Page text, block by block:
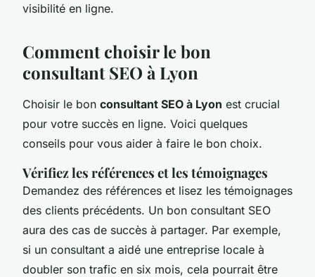
visibilité en ligne.
Comment choisir le bon
consultant SEO à Lyon
Choisir le bon consultant SEO à Lyon est crucial
pour votre succès en ligne. Voici quelques
conseils pour vous aider à faire le bon choix.
Vérifiez les références et les témoignages
Demandez des références et lisez les témoignages
des clients précédents. Un bon consultant SEO
aura des cas de succès à partager. Par exemple,
si un consultant a aidé une entreprise locale à
doubler son trafic en six mois, cela pourrait être